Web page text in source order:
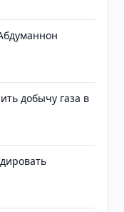
добычу газа в